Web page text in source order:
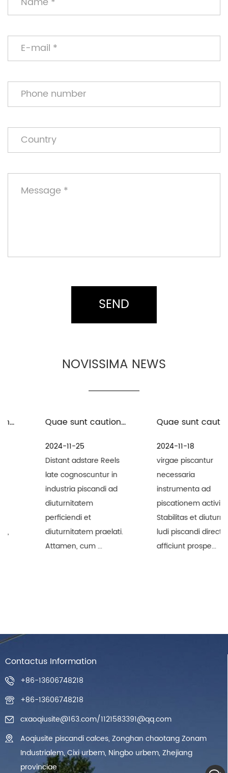
NOVISSIMA NEWS
Quae sunt cautiones ad sustentationem et curationem nerei longinqui nutat in ambitu marinis
2024-11-25
Distant adstare Reels
late cognoscuntur in
industria piscandi ad
diuturnitatem
perficiendi et
diuturnitatem praelati.
Attamen, cum ...
Quae sunt cautiones ad victum piscandi calces et virgas piscandas?
2024-11-18
virgae piscantur
necessaria
instrumenta ad
piscationem activities.
Stabilitas et diuturnitas
ludi piscandi directe
afficiunt prospe...
Contactus Information
+86-13606748218
+86-13606748218
cxaoqiusite@163.com/1121583391@qq.com
Aoqiusite piscandi calces, Zonghan chaotang Zonam
Industrialem, Cixi urbem, Ningbo urbem, Zhejiang
provinciae